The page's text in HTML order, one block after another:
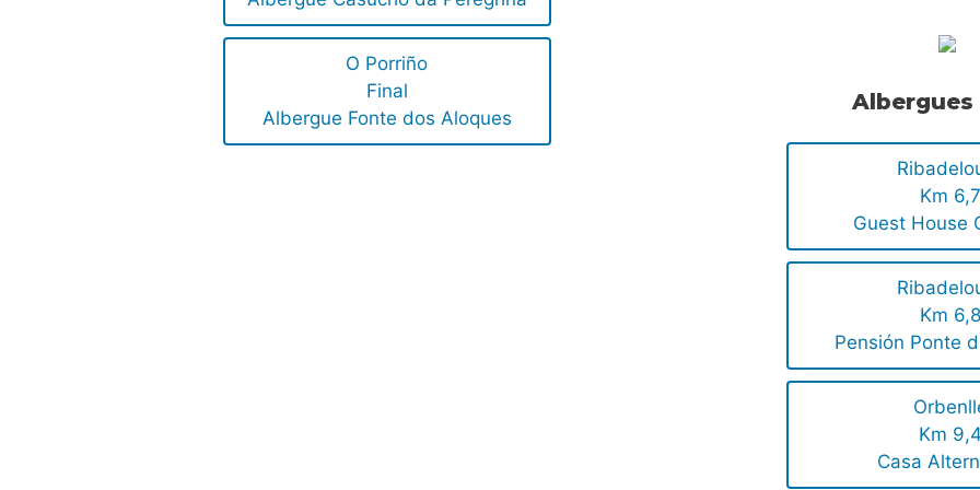
O Porriño
Final
Albergue Fonte dos Aloques
Albergues
Km 6,7
Guest House
Km 6,8
Pensión Ponte
Km
Casa